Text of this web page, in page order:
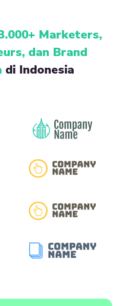
Marketers,
dan Brand
di Indonesia